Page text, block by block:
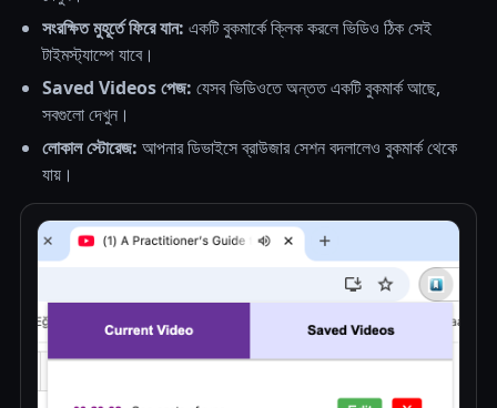
সংরক্ষিত মুহূর্তে ফিরে যান: একটি বুকমার্কে ক্লিক করলে ভিডিও ঠিক সেই
টাইমস্ট্যাম্পে যাবে।
Saved Videos পেজ: যেসব ভিডিওতে অন্তত একটি বুকমার্ক আছে,
সবগুলো দেখুন।
লোকাল স্টোরেজ: আপনার ডিভাইসে ব্রাউজার সেশন বদলালেও বুকমার্ক থেকে
যায়।